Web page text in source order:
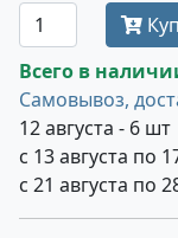
Всего в
Самовывоз,
12 августа - 6 шт
с 13 августа по
с 21 августа по